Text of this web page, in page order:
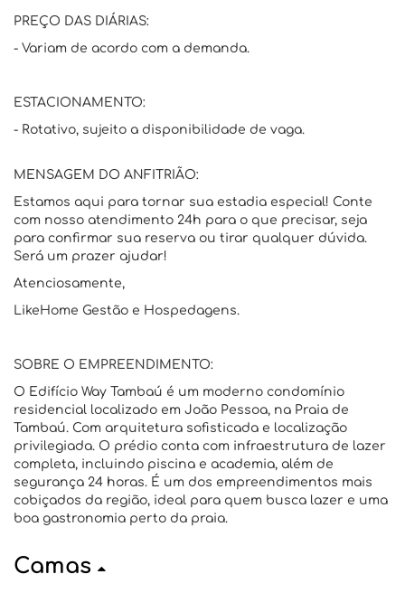
PREÇO DAS DIÁRIAS:
- Variam de acordo com a demanda.
ESTACIONAMENTO:
- Rotativo, sujeito a disponibilidade de vaga.
MENSAGEM DO ANFITRIÃO:
Estamos aqui para tornar sua estadia especial! Conte
com nosso atendimento 24h para o que precisar, seja
para confirmar sua reserva ou tirar qualquer dúvida.
Será um prazer ajudar!
Atenciosamente,
LikeHome Gestão e Hospedagens.
SOBRE O EMPREENDIMENTO:
O Edifício Way Tambaú é um moderno condomínio
residencial localizado em João Pessoa, na Praia de
Tambaú. Com arquitetura sofisticada e localização
privilegiada. O prédio conta com infraestrutura de lazer
completa, incluindo piscina e academia, além de
segurança 24 horas. É um dos empreendimentos mais
cobiçados da região, ideal para quem busca lazer e uma
boa gastronomia perto da praia.
Camas